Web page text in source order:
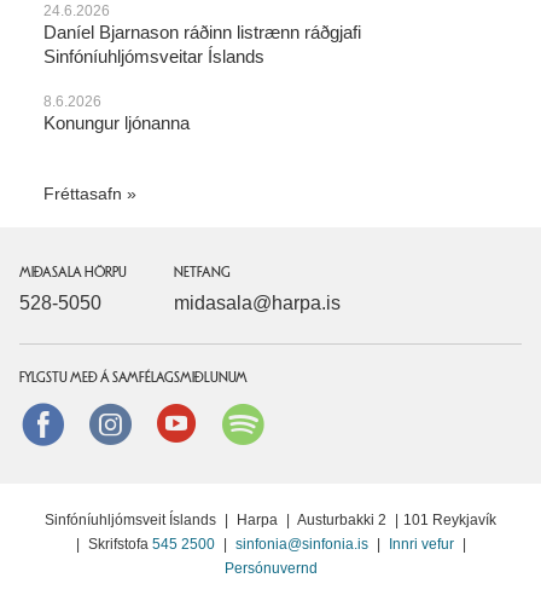
24.6.2026
Daníel Bjarnason ráðinn listrænn ráðgjafi
Sinfóníuhljómsveitar Íslands
8.6.2026
Konungur ljónanna
Fréttasafn
MIÐASALA HÖRPU
528-5050
NETFANG
midasala@harpa.is
FYLGSTU MEÐ Á SAMFÉLAGSMIÐLUNUM
FacebookinstagramYoutube
Sinfóníuhljómsveit Íslands | Harpa | Austurbakki 2 | 101 Reykjavík
| Skrifstofa 545 2500 | sinfonia@sinfonia.is | Innri vefur |
Persónuvernd